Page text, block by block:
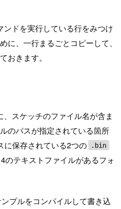
ンドを実行している行をみつけ
に、一行まるごとコピーして、
おきます。
、スケッチのファイル名が含ま
のパスが指定されている箇所
に保存されている2つの
.bin
のテキストファイルがあるフォ
プルをコンパイルして書き込